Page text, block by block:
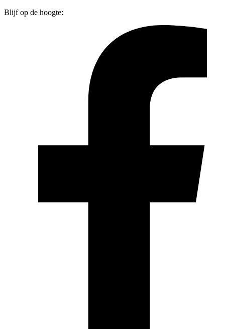
Blijf op de hoogte: